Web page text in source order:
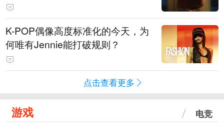
K-POP偶像高度标准化的今天，为
何唯有Jennie能打破规则？
点击查看更多
游戏 电竞